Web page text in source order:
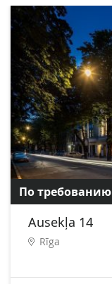
По требованию
Ausekļa 14
Rīga